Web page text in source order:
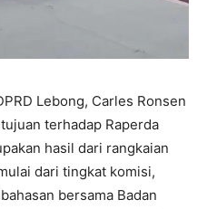
Lebong, Carles Ronsen
terhadap Raperda
hasil dari rangkaian
dari tingkat komisi,
bersama Badan